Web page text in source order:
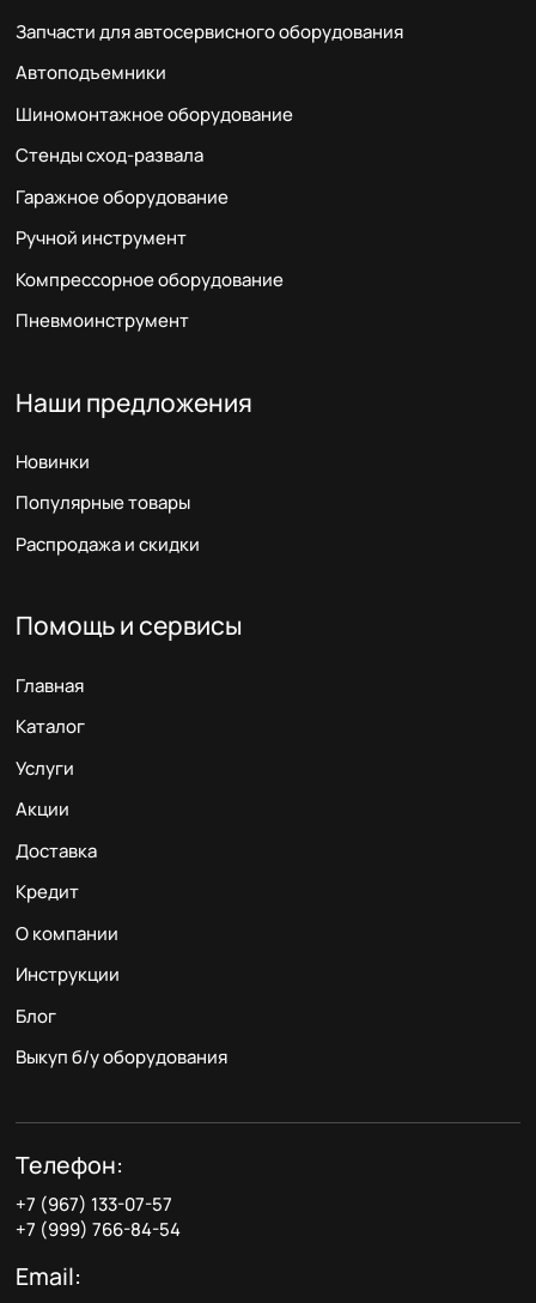
Запчасти для автосервисного оборудования
Автоподъемники
Шиномонтажное оборудование
Стенды сход-развала
Гаражное оборудование
Ручной инструмент
Компрессорное оборудование
Пневмоинструмент
Наши предложения
Новинки
Популярные товары
Распродажа и скидки
Помощь и сервисы
Главная
Каталог
Услуги
Акции
Доставка
Кредит
О компании
Инструкции
Блог
Выкуп б/у оборудования
Телефон:
+7 (967) 133-07-57
+7 (999) 766-84-54
Email: